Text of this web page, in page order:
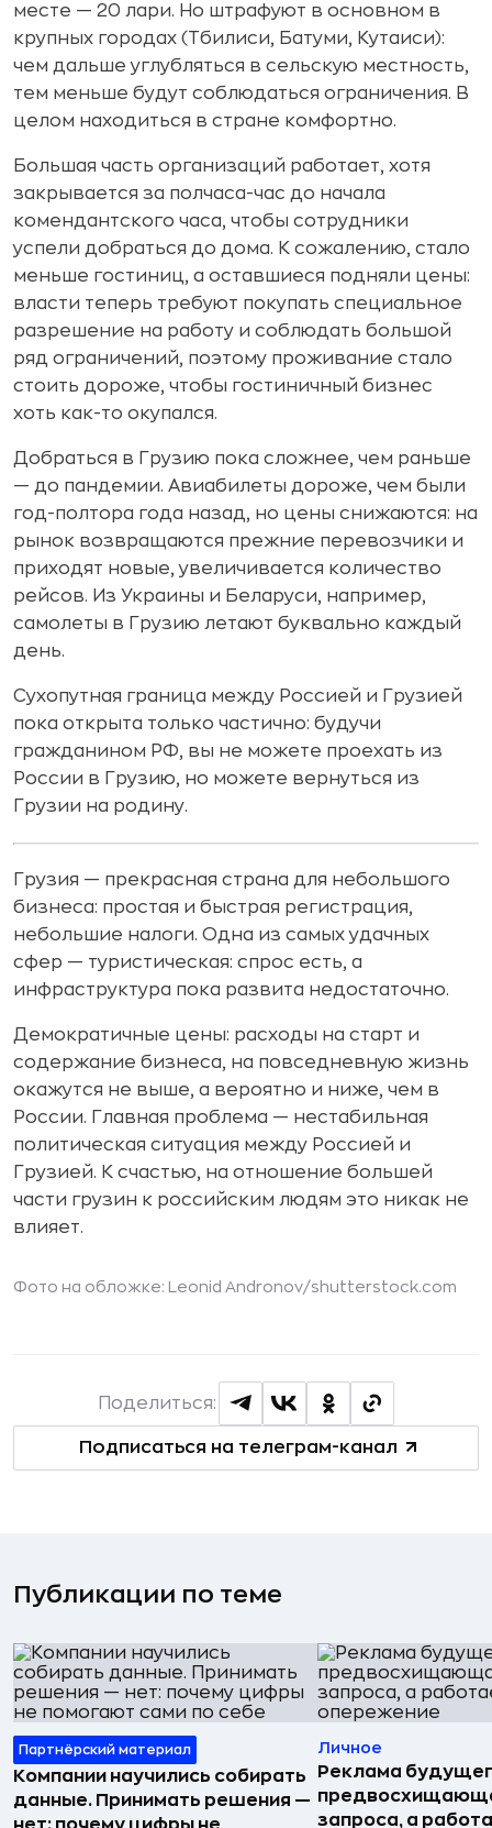
месте — 20 лари. Но штрафуют в основном в
крупных городах (Тбилиси, Батуми, Кутаиси):
чем дальше углубляться в сельскую местность,
тем меньше будут соблюдаться ограничения. В
целом находиться в стране комфортно.
Большая часть организаций работает, хотя
закрывается за полчаса-час до начала
комендантского часа, чтобы сотрудники
успели добраться до дома. К сожалению, стало
меньше гостиниц, а оставшиеся подняли цены:
власти теперь требуют покупать специальное
разрешение на работу и соблюдать большой
ряд ограничений, поэтому проживание стало
стоить дороже, чтобы гостиничный бизнес
хоть как-то окупался.
Добраться в Грузию пока сложнее, чем раньше
— до пандемии. Авиабилеты дороже, чем были
год-полтора года назад, но цены снижаются: на
рынок возвращаются прежние перевозчики и
приходят новые, увеличивается количество
рейсов. Из Украины и Беларуси, например,
самолеты в Грузию летают буквально каждый
день.
Сухопутная граница между Россией и Грузией
пока открыта только частично: будучи
гражданином РФ, вы не можете проехать из
России в Грузию, но можете вернуться из
Грузии на родину.
Грузия — прекрасная страна для небольшого
бизнеса: простая и быстрая регистрация,
небольшие налоги. Одна из самых удачных
сфер — туристическая: спрос есть, а
инфраструктура пока развита недостаточно.
Демократичные цены: расходы на старт и
содержание бизнеса, на повседневную жизнь
окажутся не выше, а вероятно и ниже, чем в
России. Главная проблема — нестабильная
политическая ситуация между Россией и
Грузией. К счастью, на отношение большей
части грузин к российским людям это никак не
влияет.
Фото на обложке: Leonid Andronov/shutterstock.com
Подписаться на телеграм-канал
Поделиться:
Публикации по теме
Партнёрский материал
Компании научились собирать
данные. Принимать решения —
Личное
Реклама
запроса, а